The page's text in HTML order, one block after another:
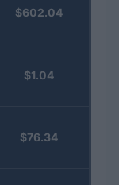
$602.04
$1.04
$76.34